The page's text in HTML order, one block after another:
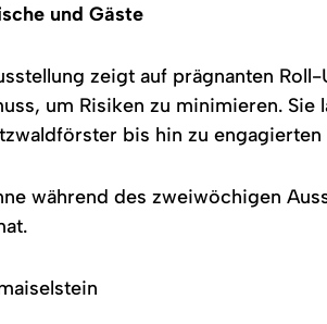
und Gäste
zeigt auf prägnanten
um Risiken zu minimieren.
bis hin zu
während des zweiwöchigen